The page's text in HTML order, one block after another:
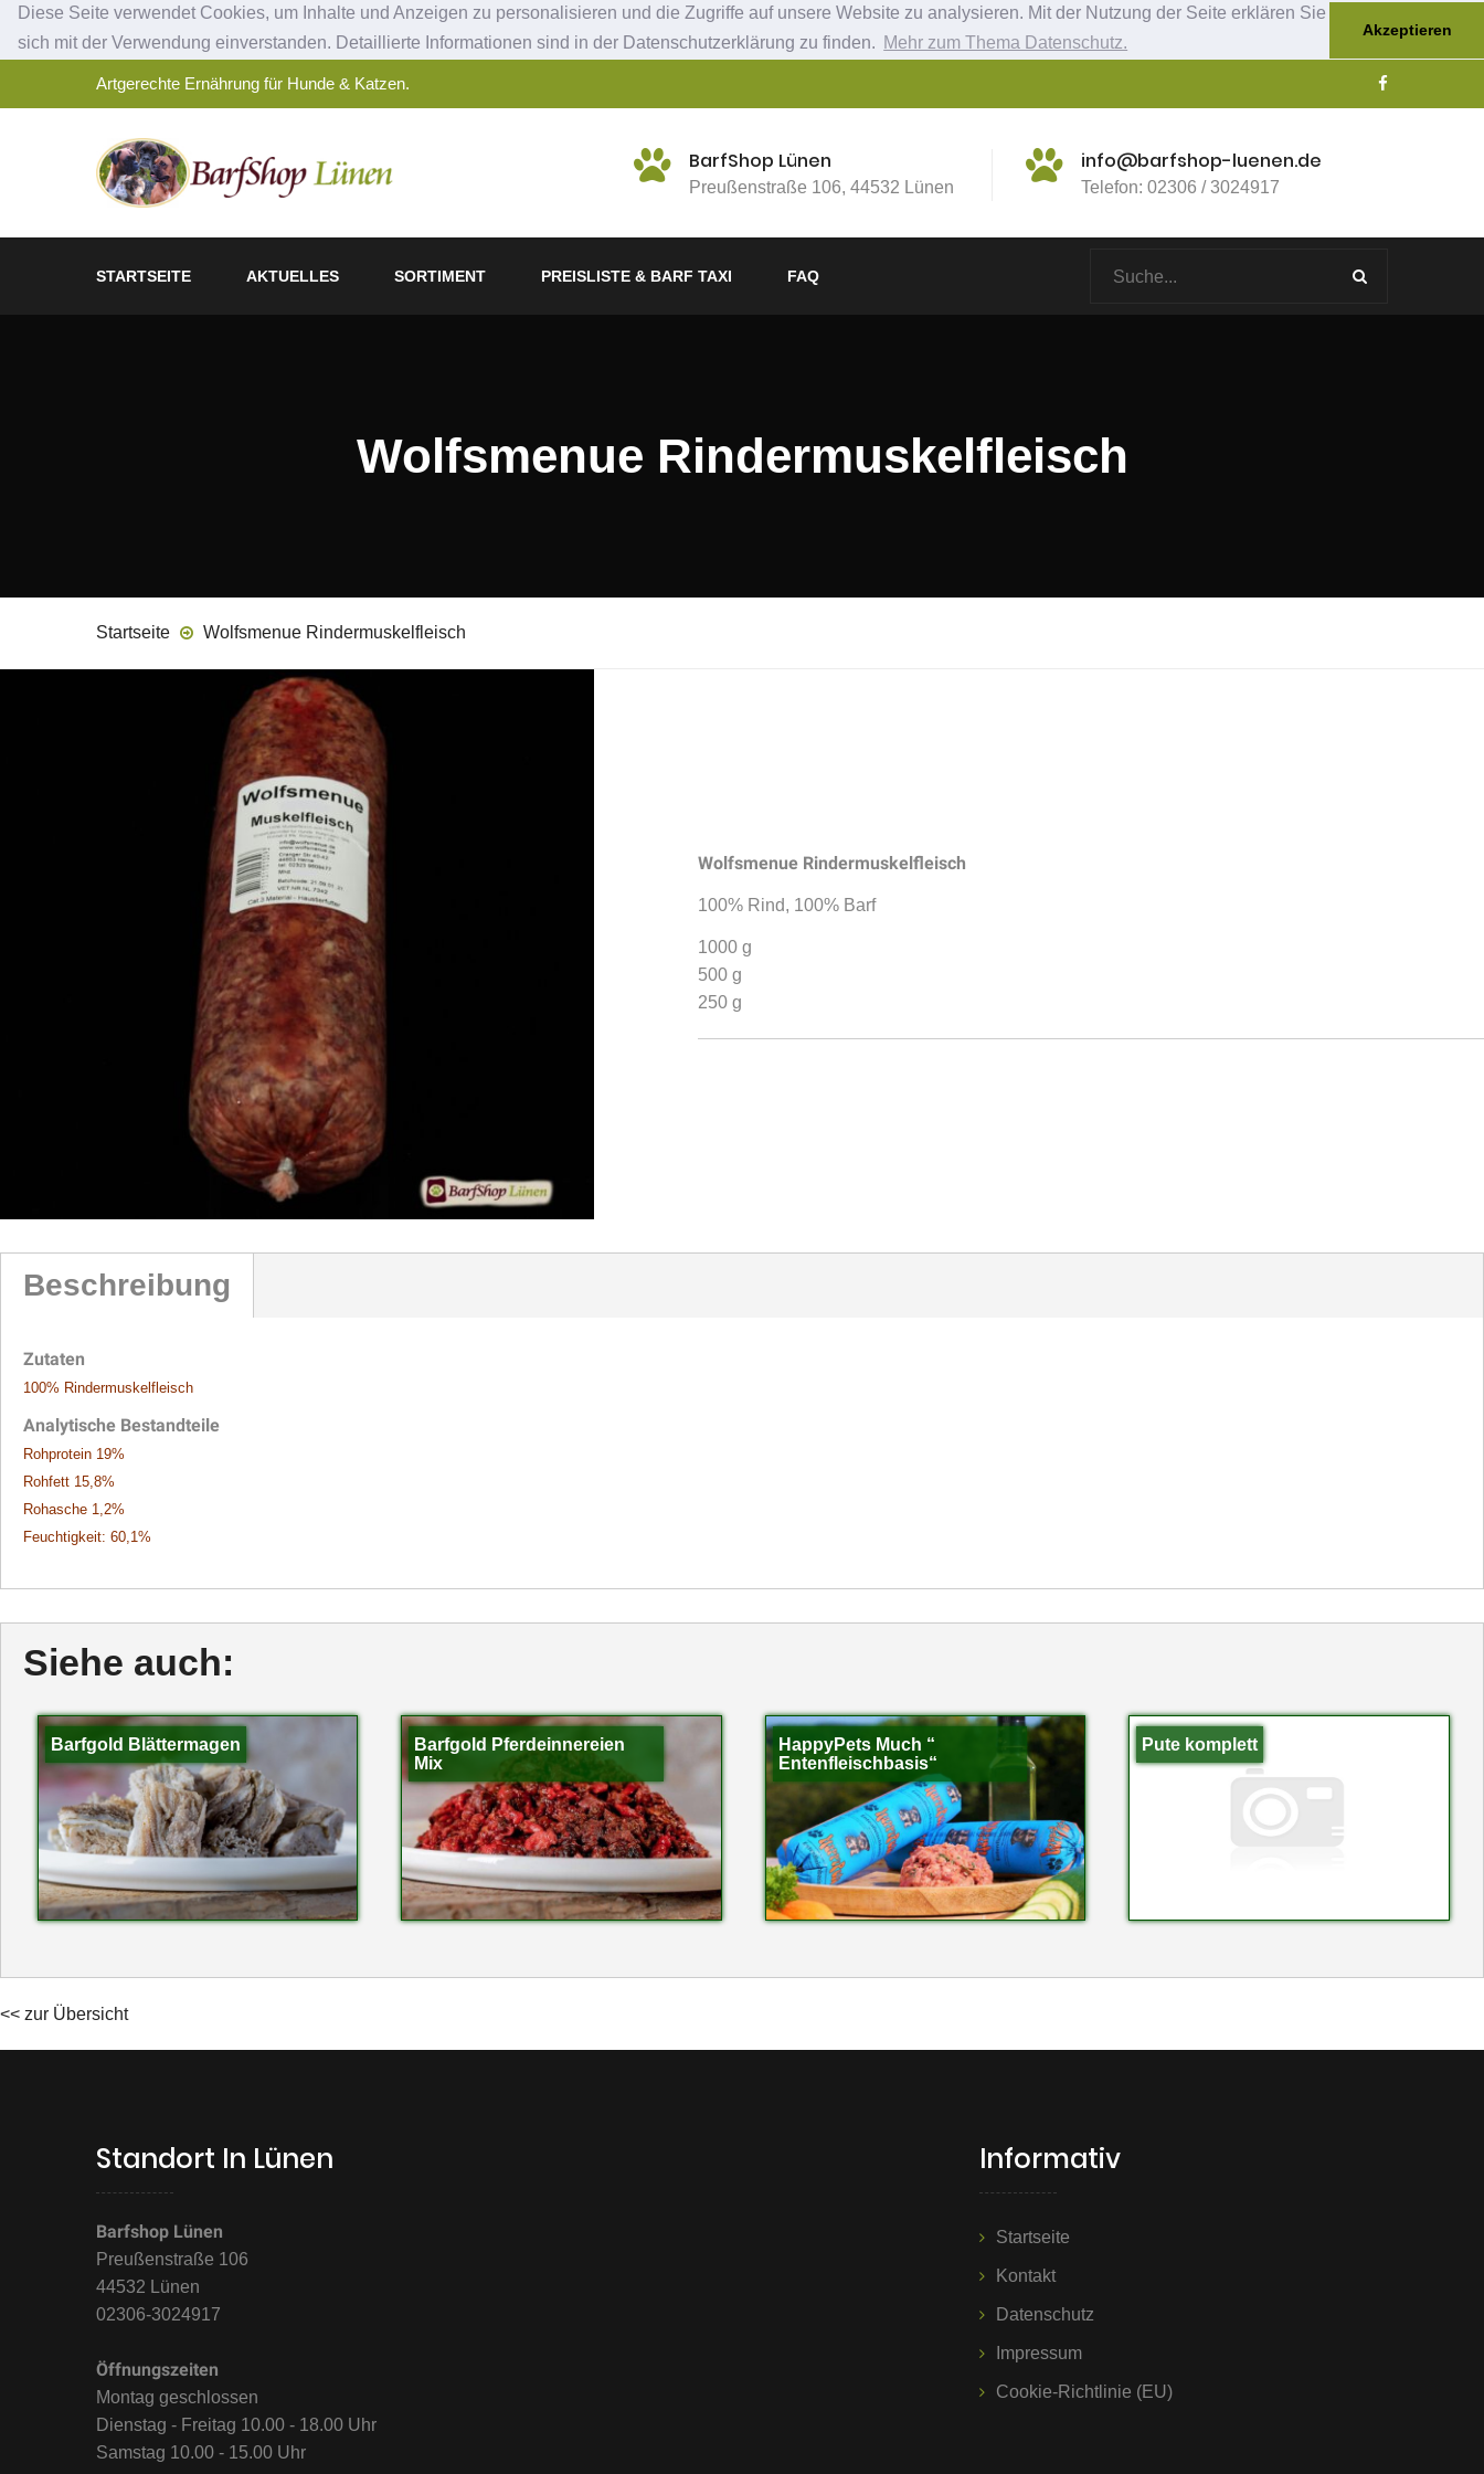
Diese Seite verwendet Cookies, um Inhalte und Anzeigen zu personalisieren und die Zugriffe auf unsere Website zu analysieren. Mit der Nutzung der Seite erklären Sie
sich mit der Verwendung einverstanden. Detaillierte Informationen sind in der Datenschutzerklärung zu finden. Mehr zum Thema Datenschutz.
Akzeptieren
Artgerechte Ernährung für Hunde & Katzen.
BarfShop Lünen
Preußenstraße 106, 44532 Lünen
info@barfshop-luenen.de
Telefon: 02306 / 3024917
STARTSEITE AKTUELLES SORTIMENT PREISLISTE & BARF TAXI FAQ
Wolfsmenue Rindermuskelfleisch
Startseite Wolfsmenue Rindermuskelfleisch
Wolfsmenue Rindermuskelfleisch
100% Rind, 100% Barf
1000 g
500 g
250 g
Beschreibung
Zutaten
100% Rindermuskelfleisch
Analytische Bestandteile
Rohprotein 19%
Rohfett 15,8%
Rohasche 1,2%
Feuchtigkeit: 60,1%
Siehe auch:
Barfgold Blättermagen
Barfgold Pferdeinnereien
Mix
HappyPets Much “
Entenfleischbasis“
Pute komplett
<< zur Übersicht
Standort In Lünen
Barfshop Lünen
Preußenstraße 106
44532 Lünen
02306-3024917
Öffnungszeiten
Montag geschlossen
Dienstag - Freitag 10.00 - 18.00 Uhr
Samstag 10.00 - 15.00 Uhr
Informativ
Startseite
Kontakt
Datenschutz
Impressum
Cookie-Richtlinie (EU)